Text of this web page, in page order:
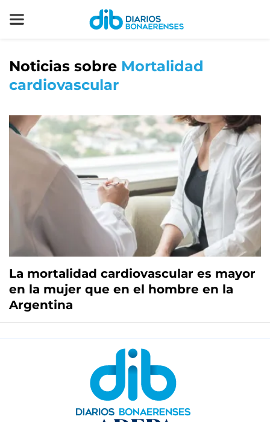
Noticias sobre Mortalidad
cardiovascular
La mortalidad cardiovascular es mayor
en la mujer que en el hombre en la
Argentina